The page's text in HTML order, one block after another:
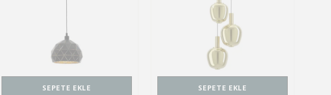
SEPETE EKLE SEPETE EKLE